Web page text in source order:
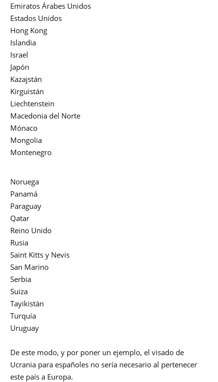
Emiratos Árabes Unidos
Estados Unidos
Hong Kong
Islandia
Israel
Japón
Kazajstán
Kirguistán
Liechtenstein
Macedonia del Norte
Mónaco
Mongolia
Montenegro
Noruega
Panamá
Paraguay
Qatar
Reino Unido
Rusia
Saint Kitts y Nevis
San Marino
Serbia
Suiza
Tayikistán
Turquía
Uruguay
De este modo, y por poner un ejemplo, el visado de
Ucrania para españoles no sería necesario al pertenecer
este país a Europa.